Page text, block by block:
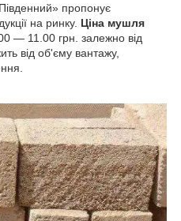
пропонує
на ринку. Ціна мушля
— 11.00 грн. залежно від
від об'єму вантажу,